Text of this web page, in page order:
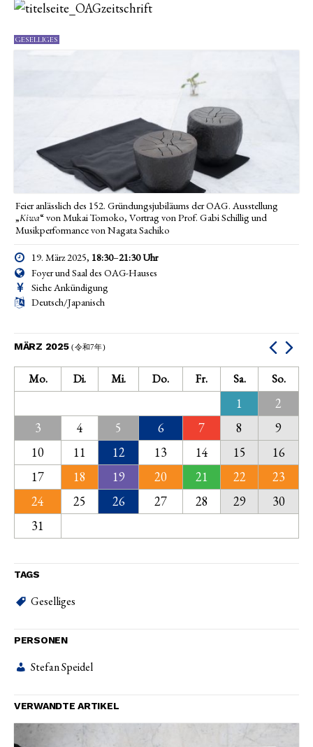
GESELLIGES
Feier anlässlich des 152. Gründungsjubiläums der OAG. Ausstellung
„Kiwa“ von Mukai Tomoko, Vortrag von Prof. Gabi Schillig und
Musikperformance von Nagata Sachiko
19. März 2025, 18:30–21:30Uhr
Foyer und Saal des OAG-Hauses
Siehe Ankündigung
Deutsch/Japanisch
MÄRZ 2025(令和7年)
Mo. Di. Mi. Do. Fr. Sa. So.
1
2
3
4 5 6 7 8
9
10
11 12 13 14 15
16
17
18 19 20 21 22
23
24
25 26 27 28 29
30
31
TAGS
Geselliges
PERSONEN
Stefan Speidel
VERWANDTE ARTIKEL